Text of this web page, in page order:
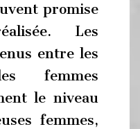
promise
Les
entre les
femmes
le niveau
femmes,